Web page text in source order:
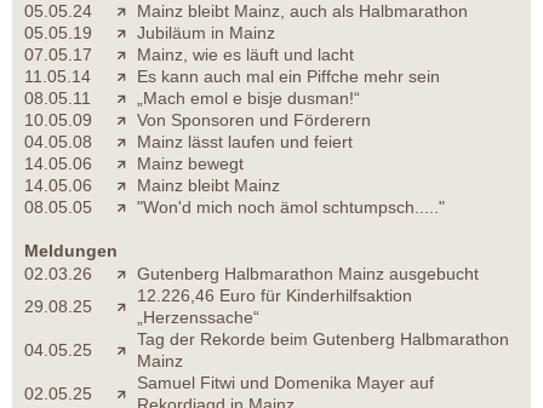
05.05.24
Mainz bleibt Mainz, auch als Halbmarathon
05.05.19
Jubiläum in Mainz
07.05.17
Mainz, wie es läuft und lacht
11.05.14
Es kann auch mal ein Piffche mehr sein
08.05.11
„Mach emol e bisje dusman!“
10.05.09
Von Sponsoren und Förderern
04.05.08
Mainz lässt laufen und feiert
14.05.06
Mainz bewegt
14.05.06
Mainz bleibt Mainz
08.05.05
"Won'd mich noch ämol schtumpsch....."
Meldungen
02.03.26
Gutenberg Halbmarathon Mainz ausgebucht
29.08.25
12.226,46 Euro für Kinderhilfsaktion
„Herzenssache“
04.05.25
Tag der Rekorde beim Gutenberg Halbmarathon
Mainz
02.05.25
Samuel Fitwi und Domenika Mayer auf